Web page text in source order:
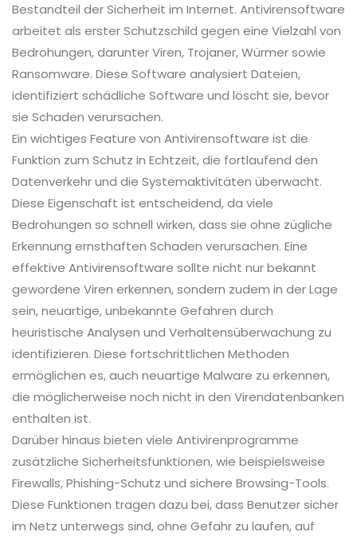
Bestandteil der Sicherheit im Internet. Antivirensoftware
arbeitet als erster Schutzschild gegen eine Vielzahl von
Bedrohungen, darunter Viren, Trojaner, Würmer sowie
Ransomware. Diese Software analysiert Dateien,
identifiziert schädliche Software und löscht sie, bevor
sie Schaden verursachen.
Ein wichtiges Feature von Antivirensoftware ist die
Funktion zum Schutz in Echtzeit, die fortlaufend den
Datenverkehr und die Systemaktivitäten überwacht.
Diese Eigenschaft ist entscheidend, da viele
Bedrohungen so schnell wirken, dass sie ohne zügliche
Erkennung ernsthaften Schaden verursachen. Eine
effektive Antivirensoftware sollte nicht nur bekannt
gewordene Viren erkennen, sondern zudem in der Lage
sein, neuartige, unbekannte Gefahren durch
heuristische Analysen und Verhaltensüberwachung zu
identifizieren. Diese fortschrittlichen Methoden
ermöglichen es, auch neuartige Malware zu erkennen,
die möglicherweise noch nicht in den Virendatenbanken
enthalten ist.
Darüber hinaus bieten viele Antivirenprogramme
zusätzliche Sicherheitsfunktionen, wie beispielsweise
Firewalls, Phishing-Schutz und sichere Browsing-Tools.
Diese Funktionen tragen dazu bei, dass Benutzer sicher
im Netz unterwegs sind, ohne Gefahr zu laufen, auf